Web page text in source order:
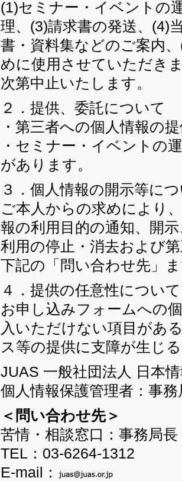
(1)セミナー・イベントの
理、(3)請求書の発送、(4)
書・資料集などのご案内
めに使用させていただき
次第中止いたします。
２．提供、委託について
・第三者への個人情報の
・セミナー・イベントの
があります。
３．個人情報の開示等に
ご本人からの求めにより
報の利用目的の通知、開
利用の停止・消去および
下記の「問い合わせ先」
４．提供の任意性について
お申し込みフォームへの
入いただけない項目があ
ス等の提供に支障が生じ
JUAS 一般社団法人 日本
個人情報保護管理者：事
＜問い合わせ先＞
苦情・相談窓口：事務
TEL：03-6264-1312
E-mail：